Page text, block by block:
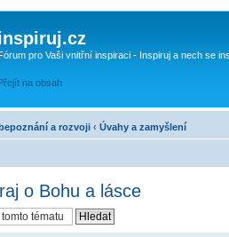
pro Vaši vnitřní inspiraci - Inspiruj a nech se
na obsah
a rozvoji ‹ Úvahy a zamyšlení
o Bohu a lásce